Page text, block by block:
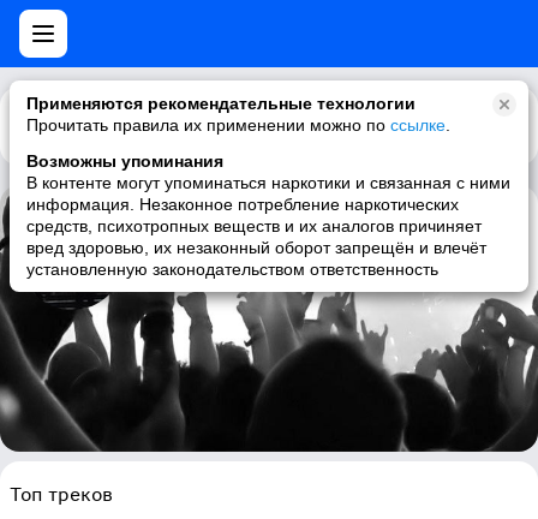
Применяются рекомендательные технологии
Прочитать правила их применении можно по ссылке
Возможны упоминания
В контенте могут упоминаться наркотики и связанная с ними
информация. Незаконное потребление наркотических
средств, психотропных веществ и их аналогов причиняет
вред здоровью, их незаконный оборот запрещён и влечёт
установленную законодательством ответственность
Каталог Рекомендации
Von Thronstahl
Топ треков